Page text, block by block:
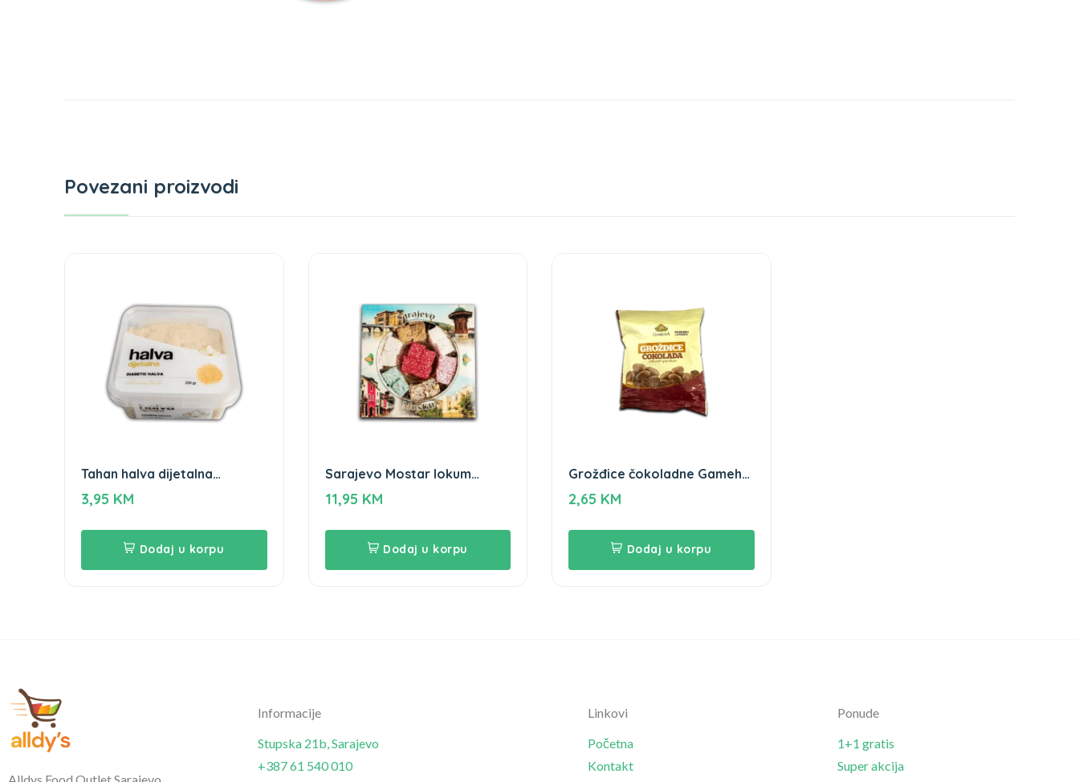
Povezani proizvodi
Tahan halva dijetalna
Gameha 250g
3,95 KM
Dodaj u korpu
Sarajevo Mostar lokum
Gameha 570g
11,95 KM
Dodaj u korpu
Grožđice čokoladne Gameha
100g
2,65 KM
Dodaj u korpu
Informacije
Stupska 21b, Sarajevo
+387 61 540 010
Linkovi
Početna
Kontakt
Ponude
1+1 gratis
Super akcija